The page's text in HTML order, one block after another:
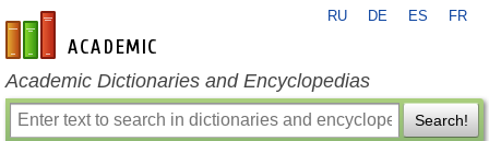
en-academic.com
RU DE ES FR
Academic Dictionaries and Encyclopedias
Search!